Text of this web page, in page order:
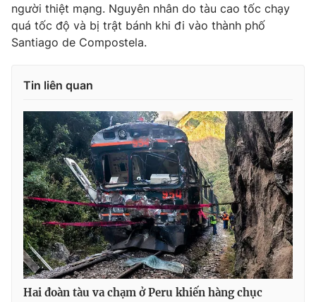
người thiệt mạng. Nguyên nhân do tàu cao tốc chạy
quá tốc độ và bị trật bánh khi đi vào thành phố
Santiago de Compostela.
Tin liên quan
Hai đoàn tàu va chạm ở Peru khiến hàng chục